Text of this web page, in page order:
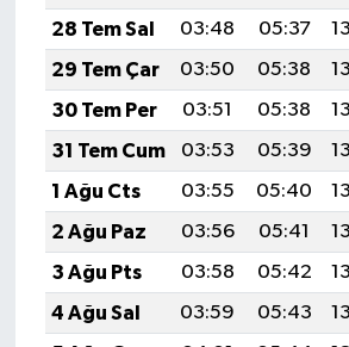
28 Tem Sal
03:48 05:37
29 Tem Çar
03:50 05:38
30 Tem Per
03:51 05:38
31 Tem Cum
03:53 05:39
1 Ağu Cts
03:55 05:40
2 Ağu Paz
03:56 05:41
3 Ağu Pts
03:58 05:42
4 Ağu Sal
03:59 05:43